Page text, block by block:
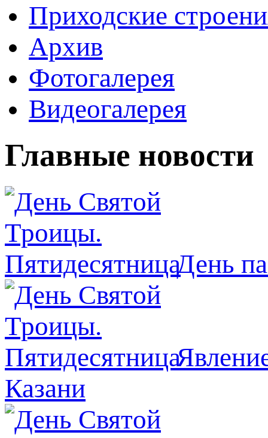
Приходские
Архив
Фотогалерея
Видеогалерея
Главные новости
День
Казани